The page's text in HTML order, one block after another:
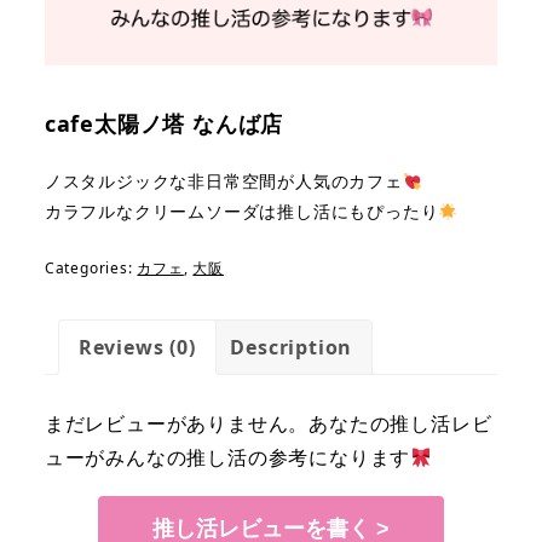
cafe太陽ノ塔 なんば店
ノスタルジックな非日常空間が人気のカフェ
カラフルなクリームソーダは推し活にもぴったり
Categories: カフェ,大阪
Reviews (0) Description
まだレビューがありません。あなたの推し活レビ
ューがみんなの推し活の参考になります
推し活レビューを書く >